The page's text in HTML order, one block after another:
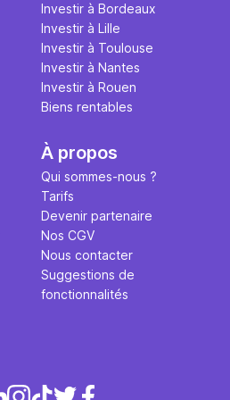
Investir à Bordeaux
Investir à Lille
Investir à Toulouse
Investir à Nantes
Investir à Rouen
Biens rentables
À propos
Qui sommes-nous ?
Tarifs
Devenir partenaire
Nos CGV
Nous contacter
Suggestions de
fonctionnalités